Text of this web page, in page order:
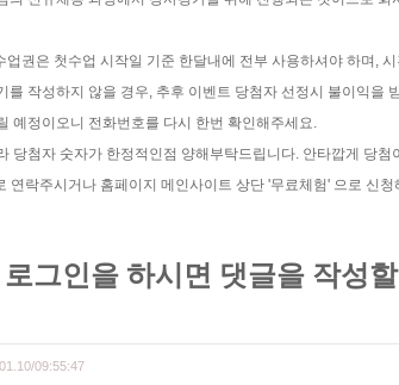
업권은 첫수업 시작일 기준 한달내에 전부 사용하셔야 하며,
를 작성하지 않을 경우, 추후 이벤트 당첨자 선정시 불이익을
예정이오니 전화번호를 다시 한번 확인해주세요.
당첨자 숫자가 한정적인점 양해부탁드립니다. 안타깝게 당
연락주시거나 홈페이지 메인사이트 상단 '무료체험' 으로 신